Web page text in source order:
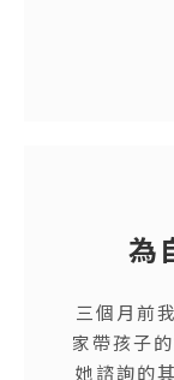
為
三個月前
家帶孩子
她諮詢的